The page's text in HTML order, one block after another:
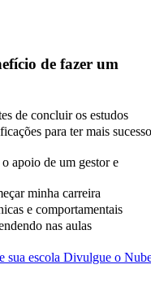
de fazer um
de concluir os estudos
para ter mais sucesso
apoio de um gestor e
minha carreira
e comportamentais
nas aulas
sua escola Divulgue o